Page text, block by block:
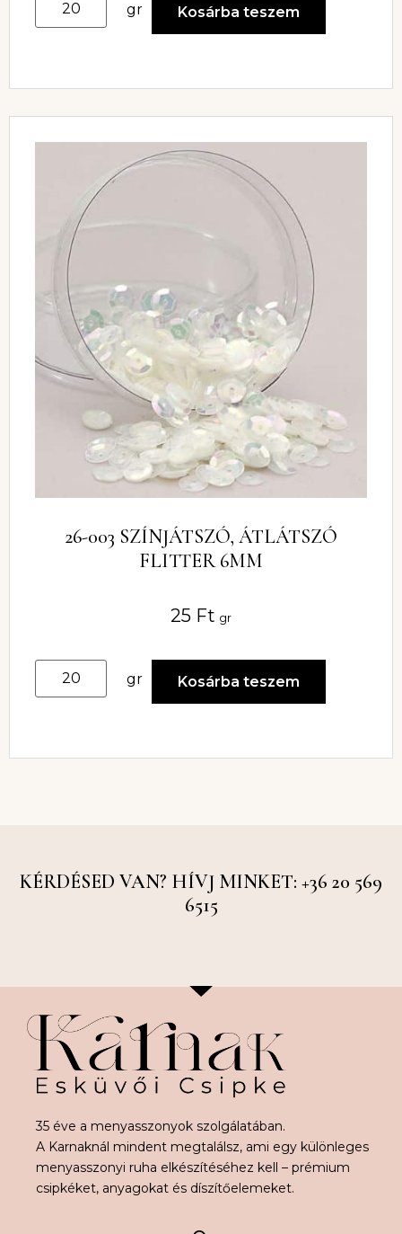
gr Kosárba teszem
26-003 SZÍNJÁTSZÓ, ÁTLÁTSZÓ
FLITTER 6MM
25 Ft gr
gr Kosárba teszem
KÉRDÉSED VAN? HÍVJ MINKET: +36 20 569
6515
35 éve a menyasszonyok szolgálatában.
A Karnaknál mindent megtalálsz, ami egy különleges
menyasszonyi ruha elkészítéséhez kell – prémium
csipkéket, anyagokat és díszítőelemeket.